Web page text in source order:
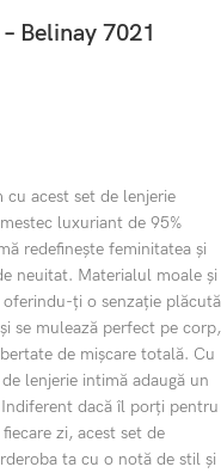
Belinay 7021
cu acest set de lenjerie
luxuriant de 95%
redefinește feminitatea și
neuitat. Materialul moale și
ți o senzație plăcută
se mulează perfect pe corp,
de mișcare totală. Cu
lenjerie intimă adaugă un
dacă îl porți pentru
zi, acest set de
ta cu o notă de stil și